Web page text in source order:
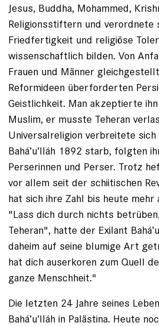
Jesus, Buddha, Mohammed,
Religionsstiftern und verordnete
Friedfertigkeit und religiöse
wissen­schaftlich bilden. Von
Frauen und Männer gleichgestellt.
Reformideen überforderten
Geistlichkeit. Man akzeptierte
Muslim, er musste ­Teheran
Universalreligion verbreitete sich
Bahá’u’lláh 1892 starb, folgten
Perserinnen und Perser. Trotz
vor allem seit der schiitischen
hat sich ihre Zahl bis heute
"Lass dich durch nichts
Teheran", hatte der Exilant
daheim auf seine blumige Art
hat dich auserkoren zum Quell
ganze Menschheit."
Die letzten 24 Jahre seines
Bahá’u’lláh in Palästina. Heute